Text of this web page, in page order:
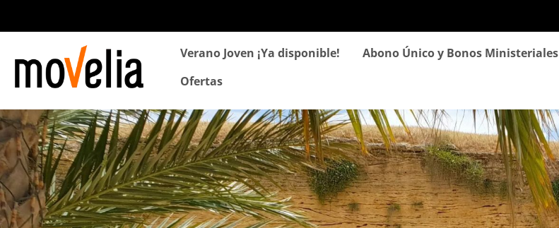
contenido
Navegación
principal
Verano Joven ¡Ya disponible! Abono Único y Bonos Ministeriales
Ofertas